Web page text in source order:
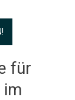
für
im